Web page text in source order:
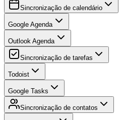
Sincronização de calendário
Google Agenda
Outlook Agenda
Sincronização de tarefas
Todoist
Google Tasks
Sincronização de contatos